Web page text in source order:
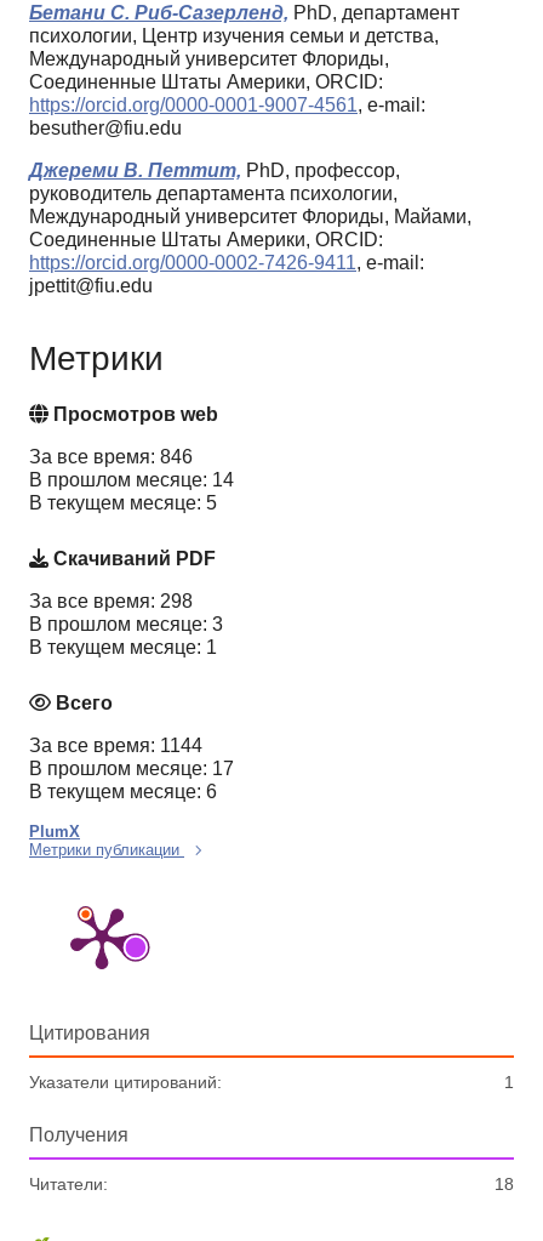
Бетани С. Риб-Сазерленд, PhD, департамент
психологии, Центр изучения семьи и детства,
Международный университет Флориды,
Соединенные Штаты Америки, ORCID:
https://orcid.org/0000-0001-9007-4561, e-mail:
besuther@fiu.edu
Джереми В. Петтит, PhD, профессор,
руководитель департамента психологии,
Международный университет Флориды, Майами,
Соединенные Штаты Америки, ORCID:
https://orcid.org/0000-0002-7426-9411, e-mail:
jpettit@fiu.edu
Метрики
Просмотров web
За все время: 846
В прошлом месяце: 14
В текущем месяце: 5
Скачиваний PDF
За все время: 298
В прошлом месяце: 3
В текущем месяце: 1
Всего
За все время: 1144
В прошлом месяце: 17
В текущем месяце: 6
PlumX
Метрики публикации
Цитирования
Указатели цитирований: 1
Получения
Читатели: 18